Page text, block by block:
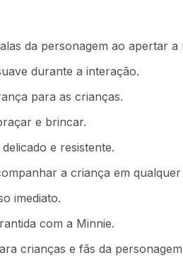
da personagem ao apertar a
durante a interação.
para as crianças.
e brincar.
e resistente.
a criança em qualquer
imediato.
com a Minnie.
crianças e fãs da